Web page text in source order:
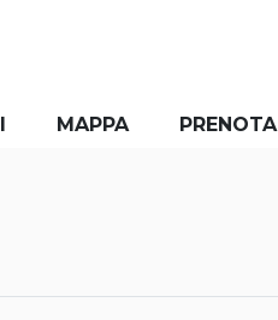
MAPPA PRENOTA